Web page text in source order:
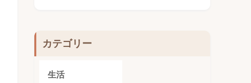
カテゴリー
生活